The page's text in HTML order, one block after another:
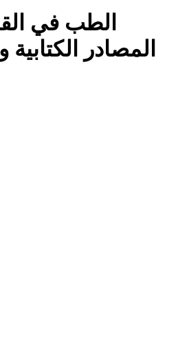
الطب في
المصادر الكتابية